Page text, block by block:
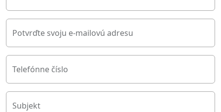
Potvrďte svoju e-mailovú adresu
Telefónne číslo
Subjekt